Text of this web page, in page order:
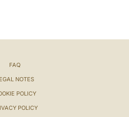
FAQ
NOTES
POLICY
POLICY